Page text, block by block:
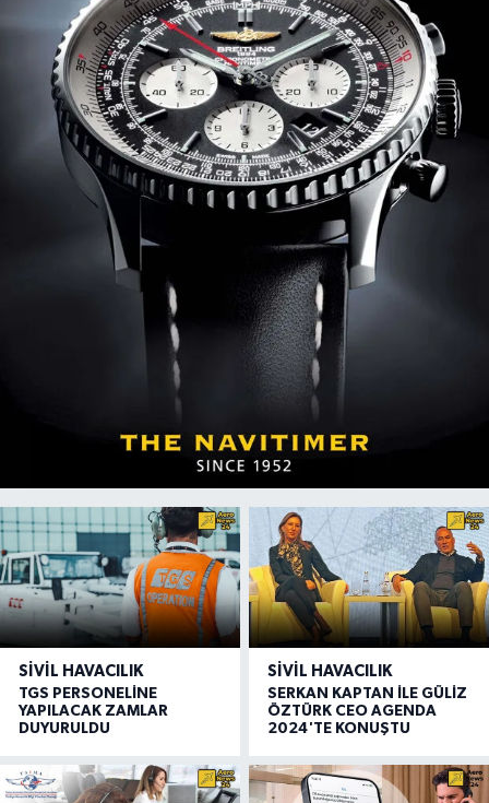
SIVIL HAVACILIK
TGS PERSONELİNE
YAPILACAK ZAMLAR
DUYURULDU
SIVIL HAVACILIK
SERKAN KAPTAN İLE GÜLİZ
ÖZTÜRK CEO AGENDA
2024'TE KONUŞTU